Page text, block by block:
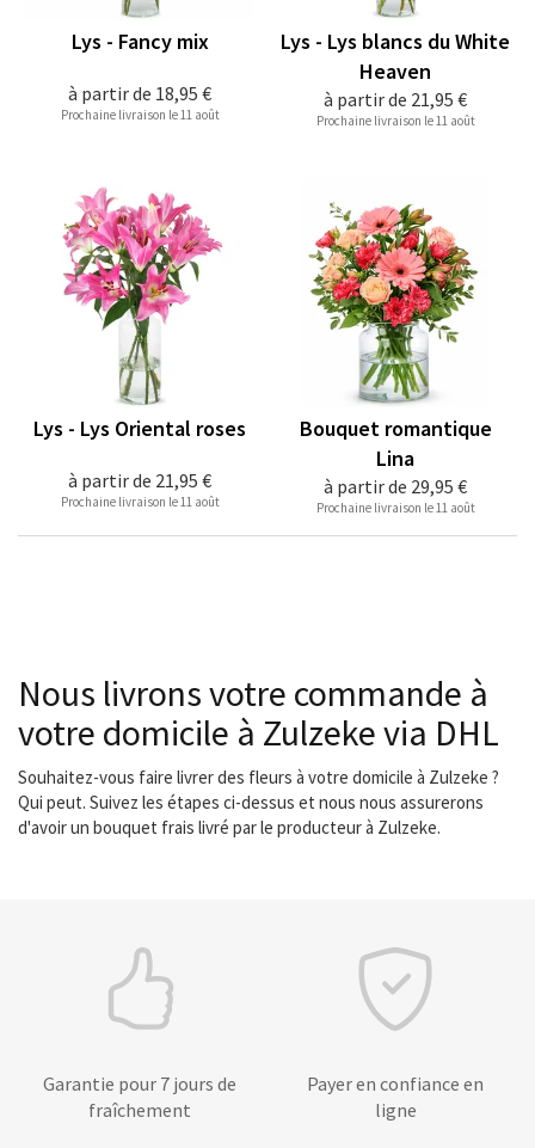
à partir de 18,95 €
Lys - Fancy mix
Prochaine livraison le 11 août
à partir de 21,95 €
Lys - Lys blancs du White
Heaven
Prochaine livraison le 11 août
à partir de 21,95 €
Lys - Lys Oriental roses
Prochaine livraison le 11 août
à partir de 29,95 €
Bouquet romantique
Lina
Prochaine livraison le 11 août
Nous livrons votre commande à
votre domicile à Zulzeke via DHL
Souhaitez-vous faire livrer des fleurs à votre domicile à Zulzeke ?
Qui peut. Suivez les étapes ci-dessus et nous nous assurerons
d'avoir un bouquet frais livré par le producteur à Zulzeke.
Garantie pour 7 jours de
fraîchement
Payer en confiance en
ligne